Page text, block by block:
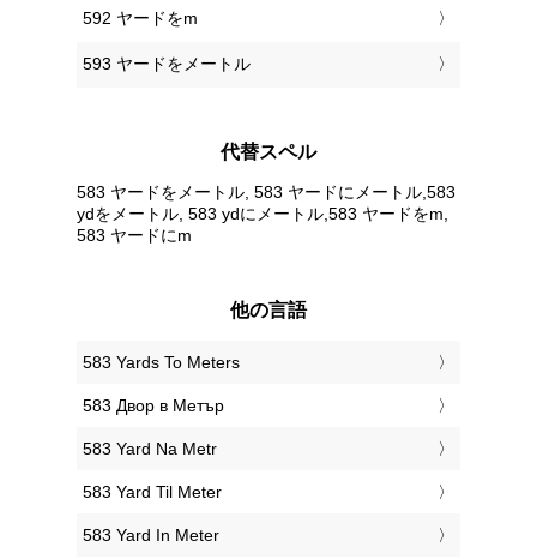
592 ヤードをm
593 ヤードをメートル
代替スペル
583 ヤードをメートル, 583 ヤードにメートル,583
ydをメートル, 583 ydにメートル,583 ヤードをm,
583 ヤードにm
他の言語
‎583 Yards To Meters
‎583 Двор в Метър
‎583 Yard Na Metr
‎583 Yard Til Meter
‎583 Yard In Meter